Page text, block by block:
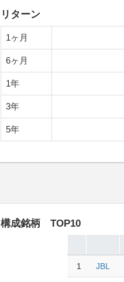
リターン
1ヶ月
6ヶ月
1年
3年
5年
構成銘柄 TOP10
1 JBL